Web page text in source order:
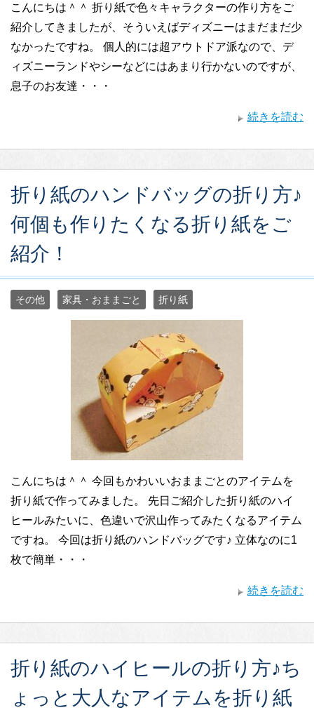
こんにちは＾＾ 折り紙で色々キャラクターの作り方をご
紹介してきましたが、そういえばディズニーはまだまだ少
なかったですね。 個人的には超アウトドア派なので、デ
ィズニーランドやシーなどにはあまり行かないのですが、
息子のお友達・・・
続きを読む
折り紙のハンドバッグの折り方♪
何個も作りたくなる折り紙をご
紹介！
その他 家具・おままごと 折り紙
こんにちは＾＾ 今回もかわいいおままごとのアイテムを
折り紙で作ってみました。 先日ご紹介した折り紙のハイ
ヒールみたいに、色違いで沢山作ってみたくなるアイテム
ですね。 今回は折り紙のハンドバッグです♪ 立体なのに1
枚で簡単・・・
続きを読む
折り紙のハイヒールの折り方♪ち
ょっと大人なアイテムを折り紙